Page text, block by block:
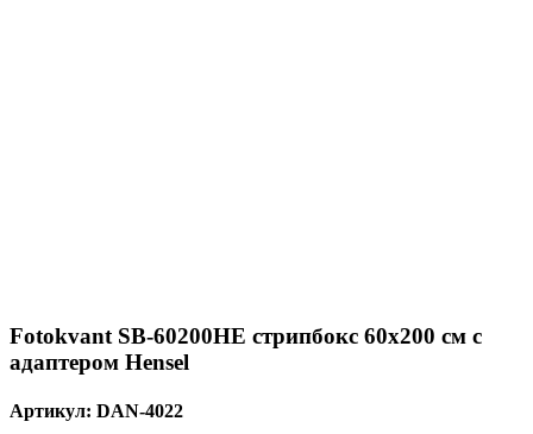
Fotokvant SB-60200HE стрипбокс 60х200 см с
адаптером Hensel
Артикул: DAN-4022